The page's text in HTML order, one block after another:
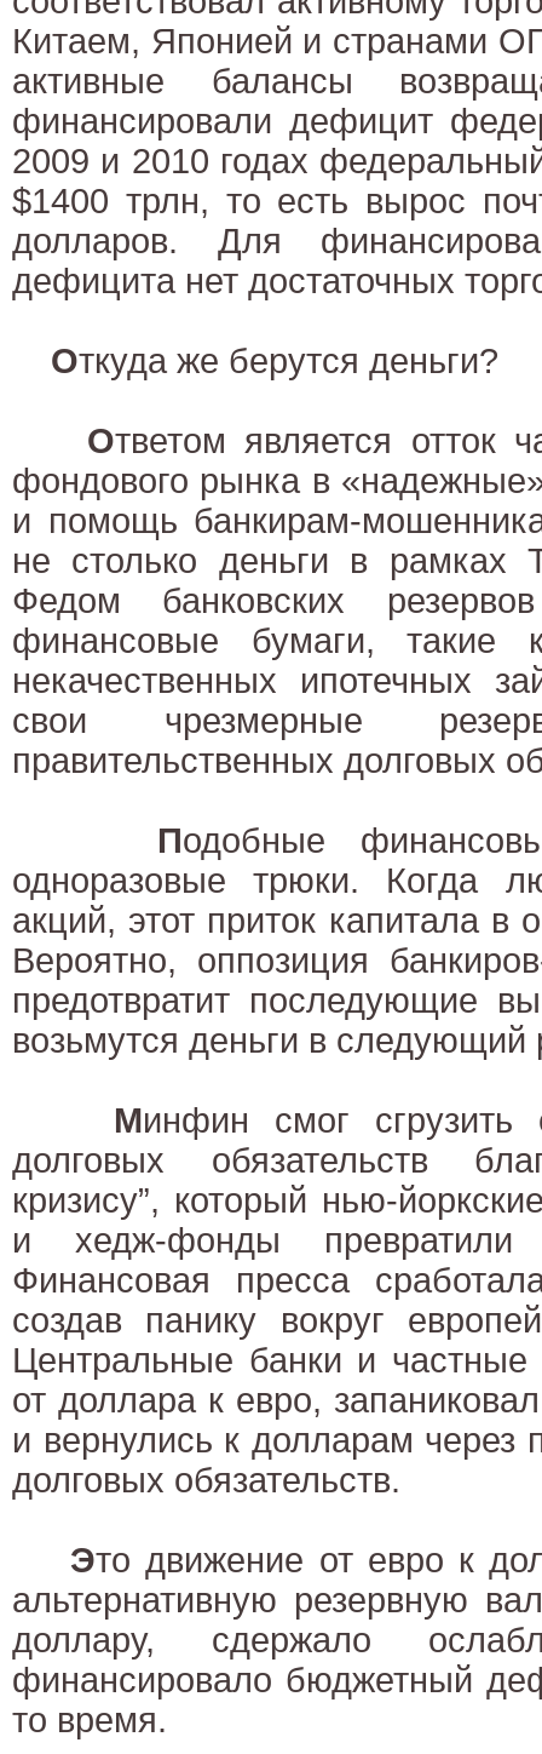
Китаем, Японией и странами
активные балансы
финансировали дефицит
2009 и 2010 годах
$1400 трлн, то есть вырос
долларов. Для
дефицита нет достаточных
Откуда же берутся деньги?
Ответом является отток
фондового рынка в
и помощь банкирам-
не столько деньги в рамках
Федом банковских
финансовые бумаги, такие
некачественных ипотечных
свои чрезмерные
правительственных долговых
Подобные
одноразовые трюки. Когда
акций, этот приток капитала в
Вероятно, оппозиция
предотвратит последующие
возьмутся деньги в следующий
Минфин смог сгрузить
долговых обязательств
кризису”, который нью-
и хедж-фонды
Финансовая пресса
создав панику вокруг
Центральные банки и
от доллара к евро,
и вернулись к долларам через
долговых обязательств.
Это движение от евро к
альтернативную резервную
доллару, сдержало
финансировало бюджетный
то время.